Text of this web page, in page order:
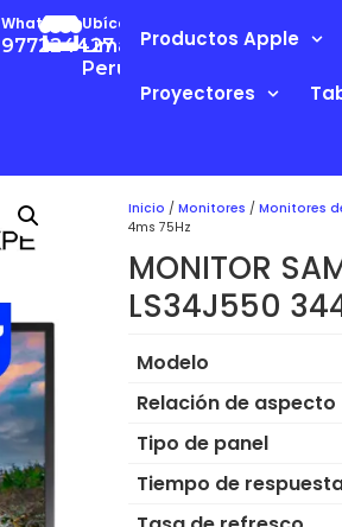
Whatsapp
977224427
Ubícanos
Lima-
Perú
Productos Apple
Proyectores
Inicio / Monitores / Monitores
4ms 75Hz
MONITOR
LS34J550
Modelo
Relación de aspecto
Tipo de panel
Tiempo de